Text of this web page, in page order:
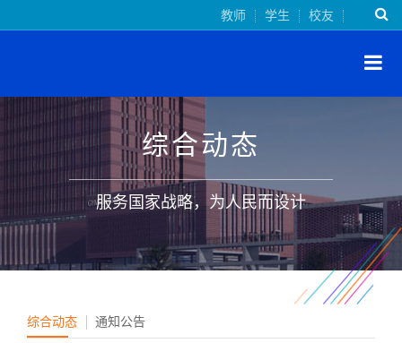
教师 学生 校友
综合动态
服务国家战略，为人民而设计
综合动态 通知公告